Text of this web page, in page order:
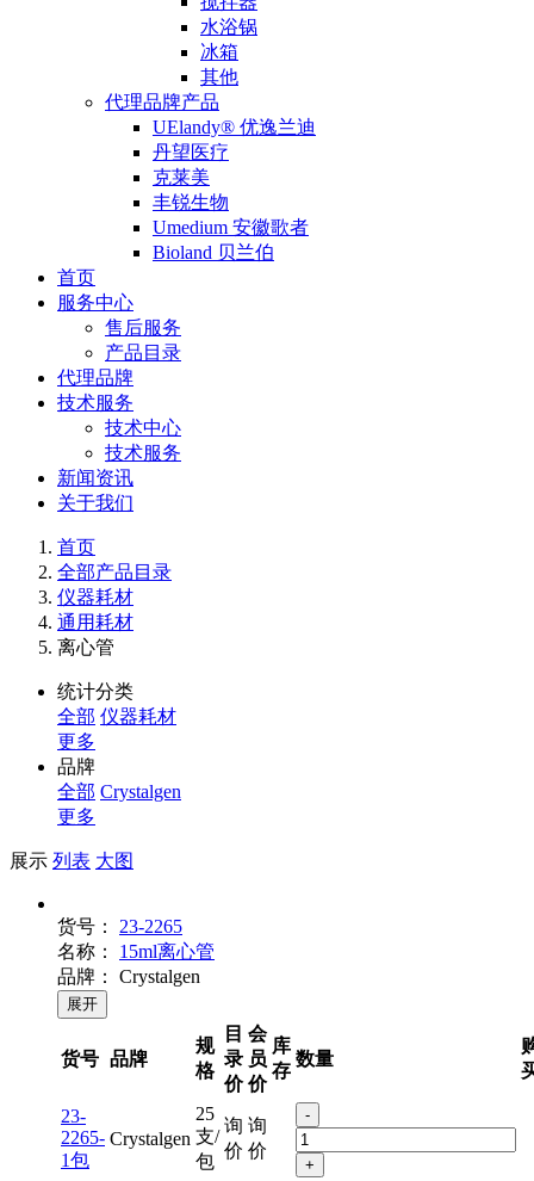
水浴锅
冰箱
其他
代理品牌产品
UElandy® 优逸兰迪
丹望医疗
克莱美
丰锐生物
Umedium 安徽歌者
Bioland 贝兰伯
首页
服务中心
售后服务
产品目录
代理品牌
技术服务
技术中心
技术服务
新闻资讯
关于我们
首页
全部产品目录
仪器耗材
通用耗材
离心管
统计分类
全部 仪器耗材
更多
品牌
全部 Crystalgen
更多
展示 列表 大图
货号：
23-2265
名称：
15ml离心管
品牌：
Crystalgen
展开
货号 品牌
规
格
目
录
价
会
员
价
库
存
数量
23-
2265-
1包
Crystalgen
25
支/
包
询
价
询
价
-
+